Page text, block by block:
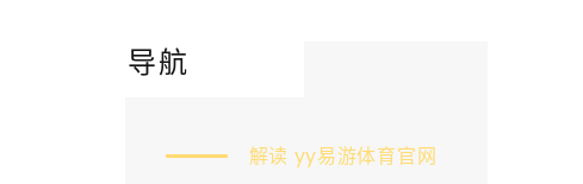
导航
解读 yy易游体育官网